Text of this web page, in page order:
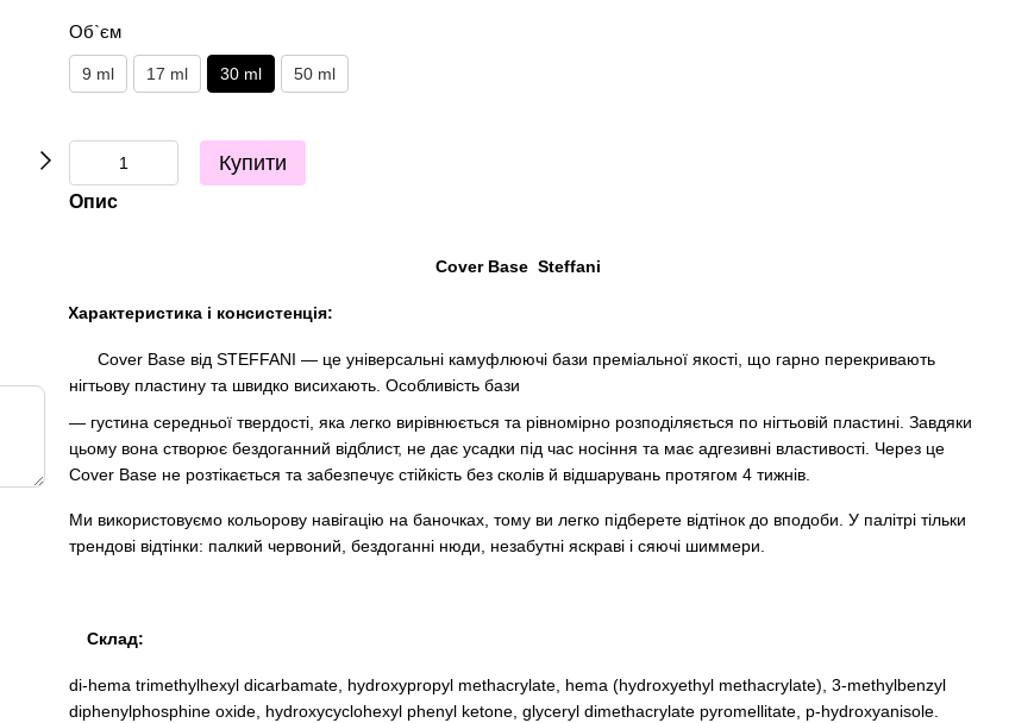
Об`єм
9 ml 17 ml 30 ml 50 ml
Купити
Опис
Cover Base Steffani
Характеристика і консистенція:
Cover Base від STEFFANI — це універсальні камуфлюючі бази преміальної якості, що гарно перекривають
нігтьову пластину та швидко висихають. Особливість бази
— густина середньої твердості, яка легко вирівнюється та рівномірно розподіляється по нігтьовій пластині. Завдяки
цьому вона створює бездоганний відблист, не дає усадки під час носіння та має адгезивні властивості. Через це
Cover Base не розтікається та забезпечує стійкість без сколів й відшарувань протягом 4 тижнів.
Ми використовуємо кольорову навігацію на баночках, тому ви легко підберете відтінок до вподоби. У палітрі тільки
трендові відтінки: палкий червоний, бездоганні нюди, незабутні яскраві і сяючі шиммери.
Склад:
di-hema trimethylhexyl dicarbamate, hydroxypropyl methacrylate, hema (hydroxyethyl methacrylate), 3-methylbenzyl
diphenylphosphine oxide, hydroxycyclohexyl phenyl ketone, glyceryl dimethacrylate pyromellitate, p-hydroxyanisole.